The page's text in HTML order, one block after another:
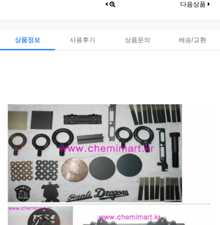
다음상품
상품정보 사용후기 상품문의 배송/교환